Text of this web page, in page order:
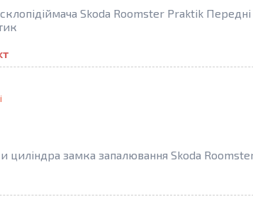
Skoda Roomster Praktik
циліндра замка запалювання Skoda